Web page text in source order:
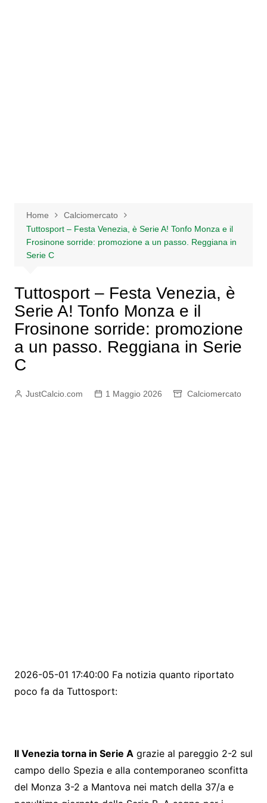
Home
Calciomercato
Tuttosport – Festa Venezia, è Serie A! Tonfo Monza e il
Frosinone sorride: promozione a un passo. Reggiana in
Serie C
Tuttosport – Festa Venezia, è
Serie A! Tonfo Monza e il
Frosinone sorride: promozione
a un passo. Reggiana in Serie
C
JustCalcio.com 1 Maggio 2026 Calciomercato
2026-05-01 17:40:00 Fa notizia quanto riportato
poco fa da Tuttosport:
Il Venezia torna in Serie Agrazie al pareggio 2-2 sul
campo dello Spezia e alla contemporaneo sconfitta
del Monza 3-2 a Mantova nei match della 37/a e